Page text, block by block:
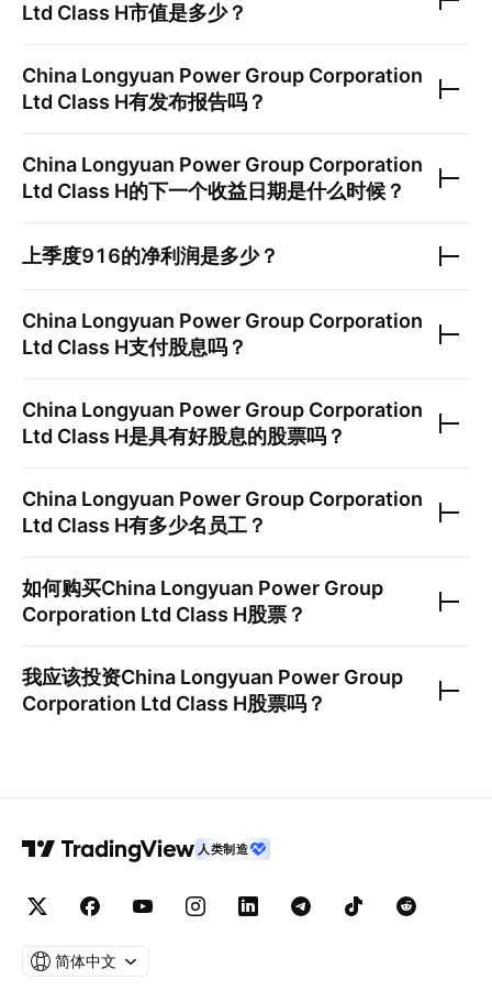
Ltd Class H市值是多少？
China Longyuan Power Group Corporation
Ltd Class H有发布报告吗？
China Longyuan Power Group Corporation
Ltd Class H的下一个收益日期是什么时候？
上季度916的净利润是多少？
China Longyuan Power Group Corporation
Ltd Class H支付股息吗？
China Longyuan Power Group Corporation
Ltd Class H是具有好股息的股票吗？
China Longyuan Power Group Corporation
Ltd Class H有多少名员工？
如何购买China Longyuan Power Group
Corporation Ltd Class H股票？
我应该投资China Longyuan Power Group
Corporation Ltd Class H股票吗？
人类制造
简体中文